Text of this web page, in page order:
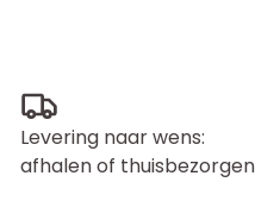
Levering naar wens:
afhalen of thuisbezorgen